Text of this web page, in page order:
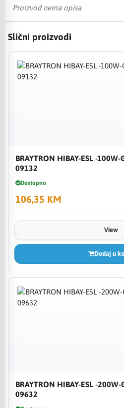
Proizvod nema opisa
Slični proizvodi
BRAYTRON HIBAY-ESL -
09132
Dostupno
106,35 KM
View
Dodaj u
BRAYTRON HIBAY-ESL -
09632